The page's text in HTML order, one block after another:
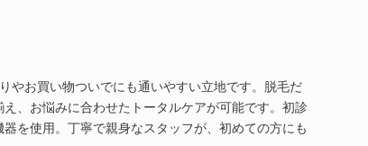
やお買い物ついでにも通いやすい立地です。脱毛だ
、お悩みに合わせたトータルケアが可能です。初診
を使用。丁寧で親身なスタッフが、初めての方にも